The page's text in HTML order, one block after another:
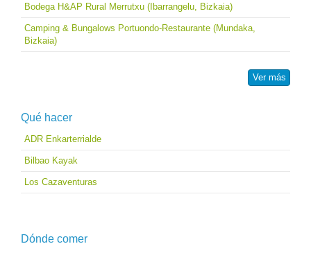
Bodega H&AP Rural Merrutxu (Ibarrangelu, Bizkaia)
Camping & Bungalows Portuondo-Restaurante (Mundaka,
Bizkaia)
Ver más
Qué hacer
ADR Enkarterrialde
Bilbao Kayak
Los Cazaventuras
Dónde comer